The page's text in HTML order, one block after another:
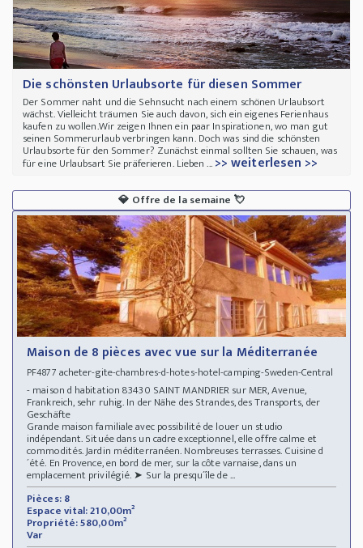
Die schönsten Urlaubsorte für diesen Sommer
Der Sommer naht und die Sehnsucht nach einem schönen Urlaubsort
wächst. Vielleicht träumen Sie auch davon, sich ein eigenes Ferienhaus
kaufen zu wollen.Wir zeigen Ihnen ein paar Inspirationen, wo man gut
seinen Sommerurlaub verbringen kann. Doch was sind die schönsten
Urlaubsorte für den Sommer? Zunächst einmal sollten Sie schauen, was
für eine Urlaubsart Sie präferieren. Lieben ...>> weiterlesen >>
💎 Offre de la semaine 💘
Maison de 8 pièces avec vue sur la Méditerranée
PF4877 acheter-gite-chambres-d-hotes-hotel-camping-Sweden-Central
- maison d habitation 83430 SAINT MANDRIER sur MER, Avenue,
Frankreich, sehr ruhig. In der Nähe des Strandes, des Transports, der
Geschäfte
Grande maison familiale avec possibilité de louer un studio
indépendant. Située dans un cadre exceptionnel, elle offre calme et
commodités. Jardin méditerranéen. Nombreuses terrasses. Cuisine d
´été. En Provence, en bord de mer, sur la côte varnaise, dans un
emplacement privilégié. ➤ Sur la presqu´île de ...
Pièces: 8
Espace vital: 210,00m²
Propriété: 580,00m²
Var